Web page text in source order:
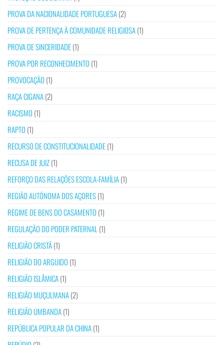
PROVA DA NACIONALIDADE PORTUGUESA(2)
PROVA DE PERTENÇA À COMUNIDADE RELIGIOSA(1)
PROVA DE SINCERIDADE(1)
PROVA POR RECONHECIMENTO (1)
PROVOCAÇÃO (1)
RAÇA CIGANA(2)
RACISMO (1)
RAPTO (1)
RECURSO DE CONSTITUCIONALIDADE(1)
RECUSA DE JUIZ(1)
REFORÇO DAS RELAÇÕES ESCOLA-FAMÍLIA(1)
REGIÃO AUTÓNOMA DOS AÇORES(1)
REGIME DE BENS DO CASAMENTO (1)
REGULAÇÃO DO PODER PATERNAL (1)
RELIGIÃO CRISTÃ(1)
RELIGIÃO DO ARGUIDO (1)
RELIGIÃO ISLÂMICA(1)
RELIGIÃO MUÇULMANA(2)
RELIGIÃO UMBANDA(1)
REPÚBLICA POPULAR DA CHINA(1)